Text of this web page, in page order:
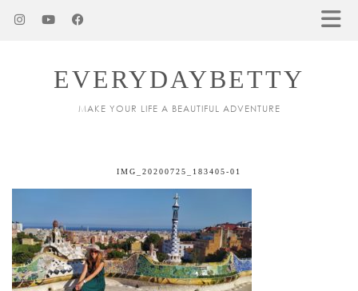
EVERYDAYBETTY
MAKE YOUR LIFE A BEAUTIFUL ADVENTURE
IMG_20200725_183405-01